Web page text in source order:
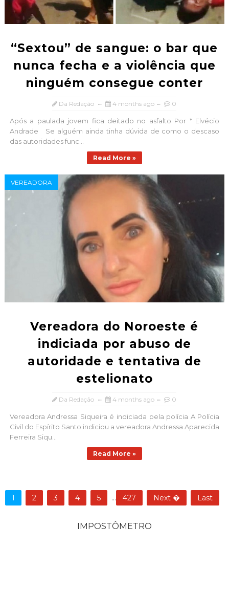
“Sextou” de sangue: o bar que
nunca fecha e a violência que
ninguém consegue conter
Da Redação 4 months ago 0
Após a paulada jovem fica deitado no asfalto Por * Elvécio
Andrade Se alguém ainda tinha dúvida de como o descaso
das autoridades func...
Read More »
VEREADORA
Vereadora do Noroeste é
indiciada por abuso de
autoridade e tentativa de
estelionato
Da Redação 4 months ago 0
Vereadora Andressa Siqueira é indiciada pela polícia A Polícia
Civil do Espírito Santo indiciou a vereadora Andressa Aparecida
Ferreira Siqu...
Read More »
1 2 3 4 5 ... 427 Next � Last
IMPOSTÔMETRO